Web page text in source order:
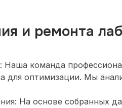
и ремонта
Наша команда
для оптимизации. Мы
На основе собранных